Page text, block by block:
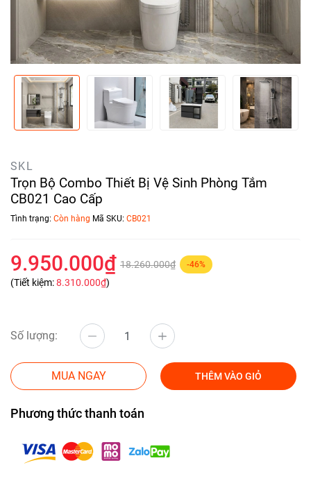
SKL
Trọn Bộ Combo Thiết Bị Vệ Sinh Phòng Tắm
CB021 Cao Cấp
Tình trạng: Còn hàng Mã SKU: CB021
9.950.000₫ 18.260.000₫ -46%
(Tiết kiệm:8.310.000₫)
Số lượng:
MUA NGAY THÊM VÀO GIỎ
Phương thức thanh toán